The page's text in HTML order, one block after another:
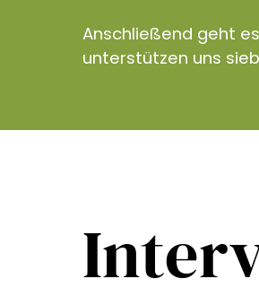
Anschließend geht
unterstützen uns